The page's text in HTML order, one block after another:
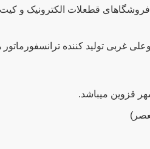
فروشگاهای قطعلات الکترونیک و
غربی تولید کننده
قزوین میباشد.